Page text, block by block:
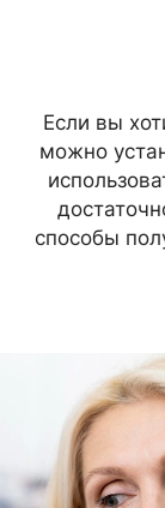
Если вы
можно
способы